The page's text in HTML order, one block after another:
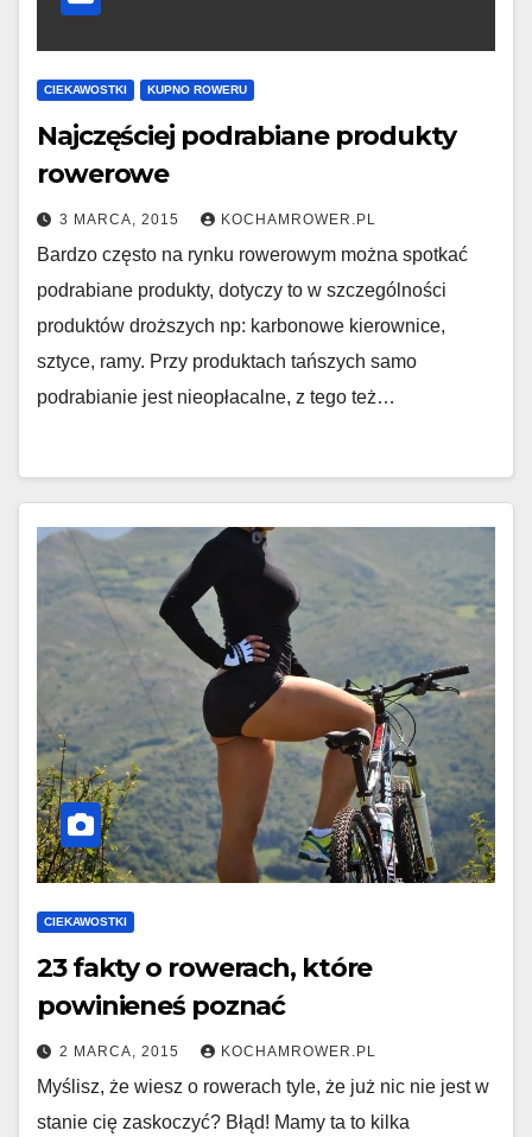
CIEKAWOSTKI KUPNO ROWERU
Najczęściej podrabiane produkty
rowerowe
3 MARCA, 2015 KOCHAMROWER.PL
Bardzo często na rynku rowerowym można spotkać
podrabiane produkty, dotyczy to w szczególności
produktów droższych np: karbonowe kierownice,
sztyce, ramy. Przy produktach tańszych samo
podrabianie jest nieopłacalne, z tego też…
CIEKAWOSTKI
23 fakty o rowerach, które
powinieneś poznać
2 MARCA, 2015 KOCHAMROWER.PL
Myślisz, że wiesz o rowerach tyle, że już nic nie jest w
stanie cię zaskoczyć? Błąd! Mamy ta to kilka